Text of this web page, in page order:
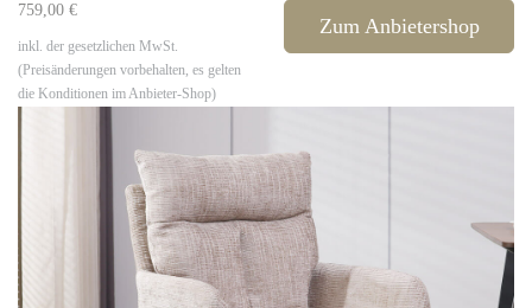
759,00 €
inkl. der gesetzlichen MwSt.
(Preisänderungen vorbehalten, es gelten
die Konditionen im Anbieter-Shop)
Zum Anbietershop